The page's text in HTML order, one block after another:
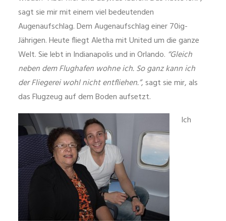
sagt sie mir mit einem viel bedeutenden
Augenaufschlag. Dem Augenaufschlag einer 70ig-
Jährigen. Heute fliegt Aletha mit United um die ganze
Welt. Sie lebt in Indianapolis und in Orlando. “Gleich
neben dem Flughafen wohne ich. So ganz kann ich
der Fliegerei wohl nicht entfliehen.”, sagt sie mir, als
das Flugzeug auf dem Boden aufsetzt.
Ich